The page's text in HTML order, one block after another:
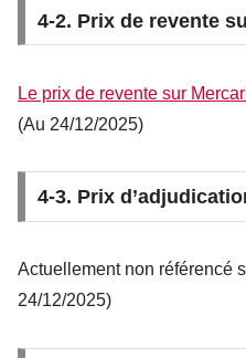
4-2. Prix de revente
Le prix de revente sur
(Au 24/12/2025)
4-3. Prix
Actuellement non référencé
24/12/2025)